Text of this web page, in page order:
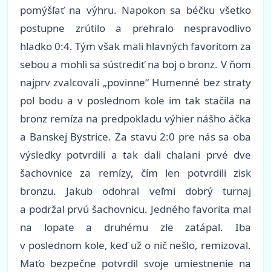
pomýšľať na výhru. Napokon sa béčku všetko
postupne zrútilo a prehralo nespravodlivo
hladko 0:4. Tým však mali hlavných favoritom za
sebou a mohli sa sústrediť na boj o bronz. V ňom
najprv zvalcovali „povinne“ Humenné bez straty
pol bodu a v poslednom kole im tak stačila na
bronz remíza na predpokladu výhier nášho áčka
a Banskej Bystrice. Za stavu 2:0 pre nás sa oba
výsledky potvrdili a tak dali chalani prvé dve
šachovnice za remízy, čím len potvrdili zisk
bronzu. Jakub odohral veľmi dobrý turnaj
a podržal prvú šachovnicu. Jedného favorita mal
na lopate a druhému zle zatápal. Iba
v poslednom kole, keď už o nič nešlo, remizoval.
Maťo bezpečne potvrdil svoje umiestnenie na